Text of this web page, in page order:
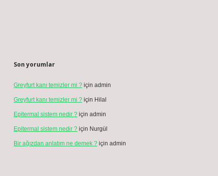
Son yorumlar
Greyfurt kanı temizler mi ? için admin
Greyfurt kanı temizler mi ? için Hilal
Epitermal sistem nedir ? için admin
Epitermal sistem nedir ? için Nurgül
Bir ağızdan anlatım ne demek ? için admin